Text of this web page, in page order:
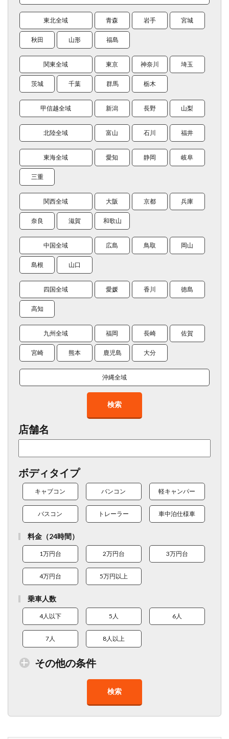
東北全域 青森 岩手 宮城
秋田 山形 福島
関東全域 東京 神奈川 埼玉
茨城 千葉 群馬 栃木
甲信越全域 新潟 長野 山梨
北陸全域 富山 石川 福井
東海全域 愛知 静岡 岐阜
三重
関西全域 大阪 京都 兵庫
奈良 滋賀 和歌山
中国全域 広島 鳥取 岡山
島根 山口
四国全域 愛媛 香川 徳島
高知
九州全域 福岡 長崎 佐賀
宮崎 熊本 鹿児島 大分
沖縄全域
検索
店舗名
ボディタイプ
キャブコン バンコン 軽キャンパー
バスコン トレーラー 車中泊仕様車
料金（24時間）
1万円台 2万円台 3万円台
4万円台 5万円以上
乗車人数
4人以下 5人 6人
7人 8人以上
その他の条件
検索